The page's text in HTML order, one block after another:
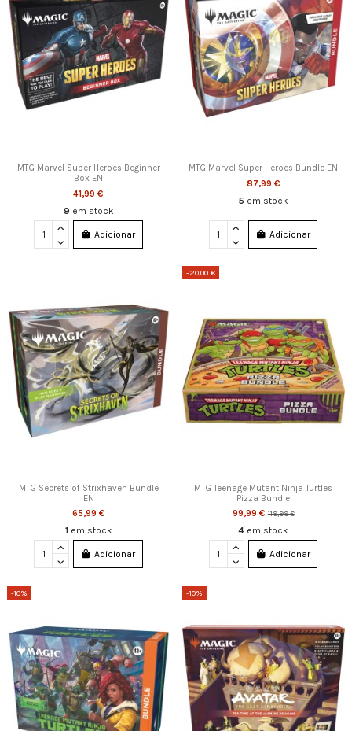
MTG Marvel Super Heroes Beginner
Box EN
41,99 €
9 em stock
Adicionar
MTG Marvel Super Heroes Bundle EN
87,99 €
5 em stock
Adicionar
MTG Secrets of Strixhaven Bundle
EN
65,99 €
1 em stock
Adicionar
-20,00 €
MTG Teenage Mutant Ninja Turtles
Pizza Bundle
99,99 €119,99 €
4 em stock
Adicionar
-10% -10%